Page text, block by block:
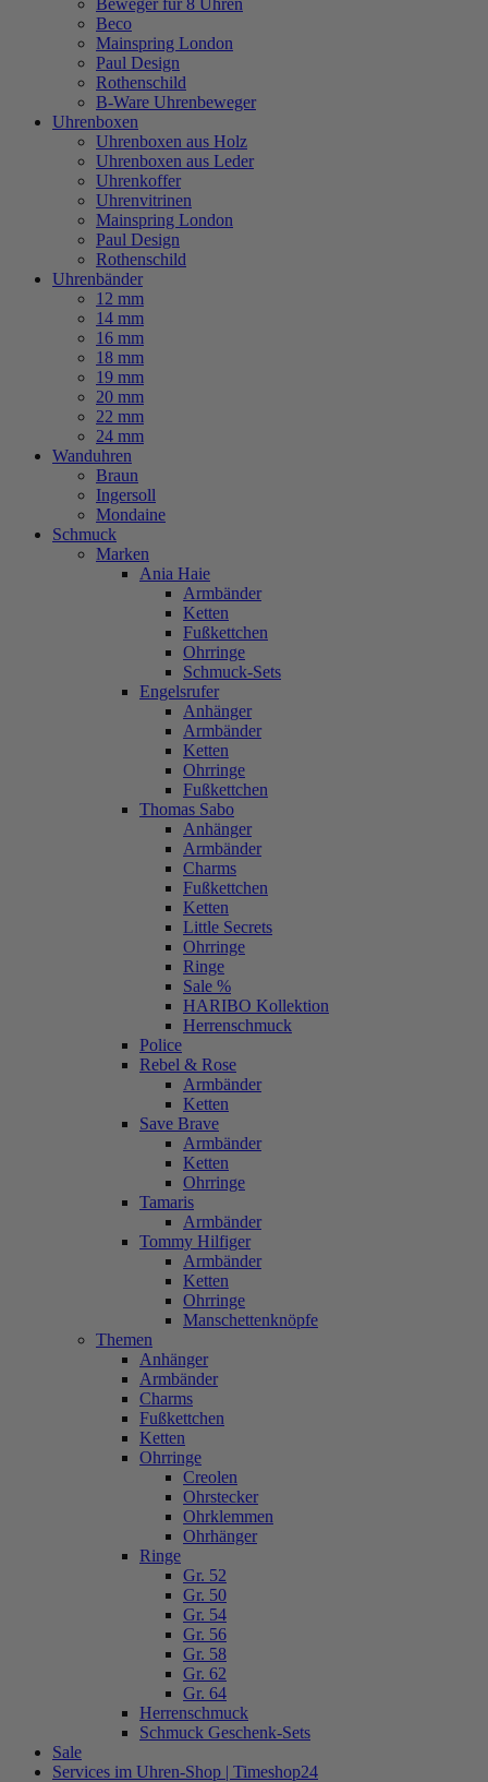
Beweger für 8 Uhren
Beco
Mainspring London
Paul Design
Rothenschild
B-Ware Uhrenbeweger
Uhrenboxen
Uhrenboxen aus Holz
Uhrenboxen aus Leder
Uhrenkoffer
Uhrenvitrinen
Mainspring London
Paul Design
Rothenschild
Uhrenbänder
12 mm
14 mm
16 mm
18 mm
19 mm
20 mm
22 mm
24 mm
Wanduhren
Braun
Ingersoll
Mondaine
Schmuck
Marken
Ania Haie
Armbänder
Ketten
Fußkettchen
Ohrringe
Schmuck-Sets
Engelsrufer
Anhänger
Armbänder
Ketten
Ohrringe
Fußkettchen
Thomas Sabo
Anhänger
Armbänder
Charms
Fußkettchen
Ketten
Little Secrets
Ohrringe
Ringe
Sale %
HARIBO Kollektion
Herrenschmuck
Police
Rebel & Rose
Armbänder
Ketten
Save Brave
Armbänder
Ketten
Ohrringe
Tamaris
Armbänder
Tommy Hilfiger
Armbänder
Ketten
Ohrringe
Manschettenknöpfe
Themen
Anhänger
Armbänder
Charms
Fußkettchen
Ketten
Ohrringe
Creolen
Ohrstecker
Ohrklemmen
Ohrhänger
Ringe
Gr. 52
Gr. 50
Gr. 54
Gr. 56
Gr. 58
Gr. 62
Gr. 64
Herrenschmuck
Schmuck Geschenk-Sets
Sale
Services im Uhren-Shop | Timeshop24